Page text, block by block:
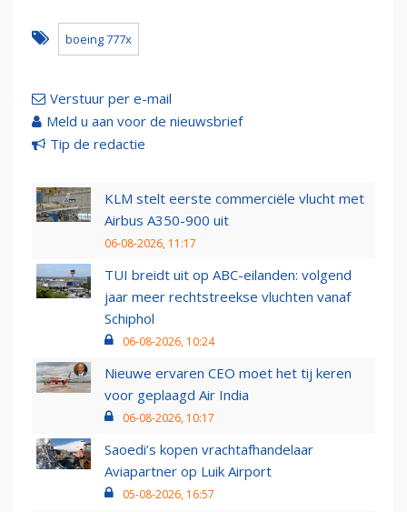
boeing 777x
Verstuur per e-mail
Meld u aan voor de nieuwsbrief
Tip de redactie
KLM stelt eerste commerciële vlucht met
Airbus A350-900 uit
06-08-2026, 11:17
TUI breidt uit op ABC-eilanden: volgend
jaar meer rechtstreekse vluchten vanaf
Schiphol
06-08-2026, 10:24
Nieuwe ervaren CEO moet het tij keren
voor geplaagd Air India
06-08-2026, 10:17
Saoedi’s kopen vrachtafhandelaar
Aviapartner op Luik Airport
05-08-2026, 16:57